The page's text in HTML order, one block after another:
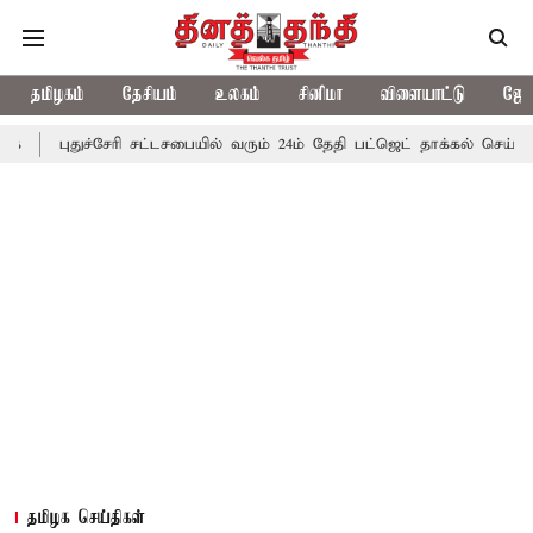
தமிழகம் தேசியம் உலகம் சினிமா விளையாட்டு
புதுச்சேரி சட்டசபையில் வரும் 24ம் தேதி பட்ஜெட் தாக்கல் செய்கிறார்
தமிழக செய்திகள்